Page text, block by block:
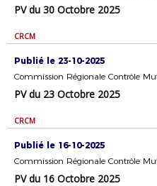
PV du 30 Octobre 2025
CRCM
Publié le 23-10-2025
Commission Régionale Contrôle
PV du 23 Octobre 2025
CRCM
Publié le 16-10-2025
Commission Régionale Contrôle
PV du 16 Octobre 2025